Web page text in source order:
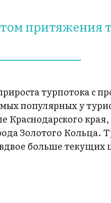
притяжения
турпотока с
популярных у
Краснодарского
Золотого Кольца.
больше